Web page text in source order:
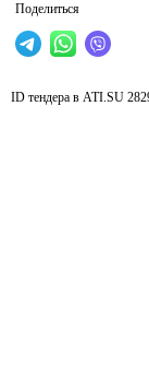
Поделиться
ID тендера в ATI.SU